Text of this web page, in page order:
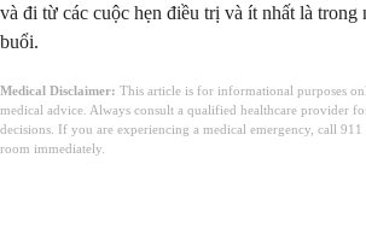
và đi từ các cuộc hẹn điều trị và ít nhất là trong
buổi.
Medical Disclaimer: This article is for informational purposes
medical advice. Always consult a qualified healthcare provider
decisions. If you are experiencing a medical emergency, call 911
room immediately.